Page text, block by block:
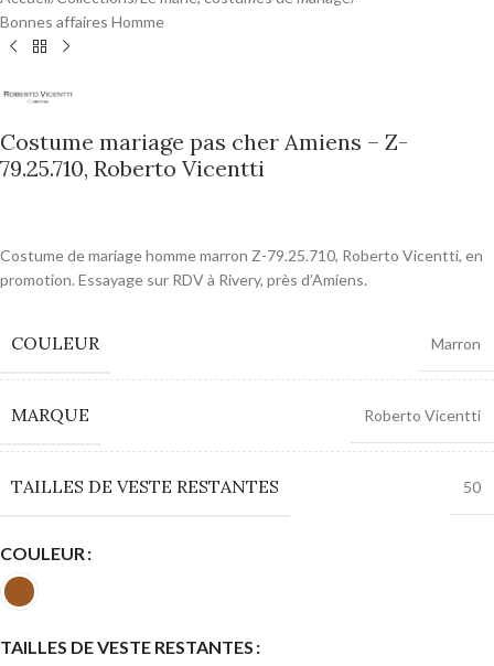
Bonnes affaires Homme
Costume mariage pas cher Amiens – Z-
79.25.710, Roberto Vicentti
Costume de mariage homme marron Z-79.25.710, Roberto Vicentti, en
promotion. Essayage sur RDV à Rivery, près d’Amiens.
COULEUR Marron
MARQUE Roberto Vicentti
TAILLES DE VESTE RESTANTES 50
COULEUR
TAILLES DE VESTE RESTANTES